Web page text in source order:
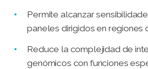
Permite alcanzar
paneles dirigidos en regiones
Reduce la complejidad de
genómicos con funciones